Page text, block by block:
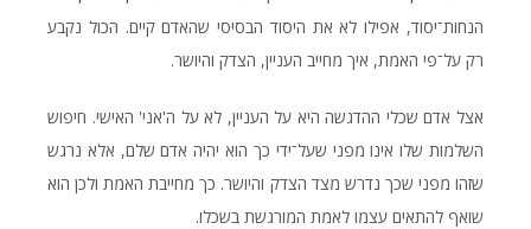
הנחות־יסוד, אפילו לא את היסוד הבסיסי שהאדם קיים. הכול נקבע
רק על־פי האמת, איך מחייב העניין, הצדק והיושר.
אצל אדם שכלי ההדגשה היא על העניין, לא על ה'אני' האישי. חיפוש
השלמות שלו אינו מפני שעל־ידי כך הוא יהיה אדם שלם, אלא נרגש
שזהו מפני שכך נדרש מצד הצדק והיושר. כך מחייבת האמת ולכן הוא
שואף להתאים עצמו לאמת המורגשת בשכלו.